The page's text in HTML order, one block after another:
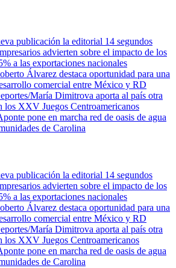
publicación la editorial 14 segundos
advierten sobre el impacto de los
a las exportaciones nacionales
Álvarez destaca oportunidad para una
comercial entre México y RD
María Dimitrova aporta al país otra
los XXV Juegos Centroamericanos
pone en marcha red de oasis de agua
de Carolina
publicación la editorial 14 segundos
advierten sobre el impacto de los
a las exportaciones nacionales
Álvarez destaca oportunidad para una
comercial entre México y RD
María Dimitrova aporta al país otra
los XXV Juegos Centroamericanos
pone en marcha red de oasis de agua
de Carolina